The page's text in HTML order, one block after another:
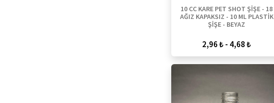
10 CC KARE PET SHOT ŞİŞE - 18
AĞIZ KAPAKSIZ - 10 ML PLASTİK
ŞİŞE - BEYAZ
2,96 ₺ - 4,68 ₺